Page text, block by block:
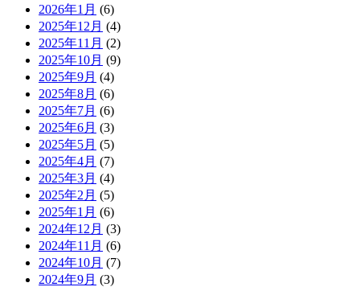
2026年1月 (6)
2025年12月 (4)
2025年11月 (2)
2025年10月 (9)
2025年9月 (4)
2025年8月 (6)
2025年7月 (6)
2025年6月 (3)
2025年5月 (5)
2025年4月 (7)
2025年3月 (4)
2025年2月 (5)
2025年1月 (6)
2024年12月 (3)
2024年11月 (6)
2024年10月 (7)
2024年9月 (3)